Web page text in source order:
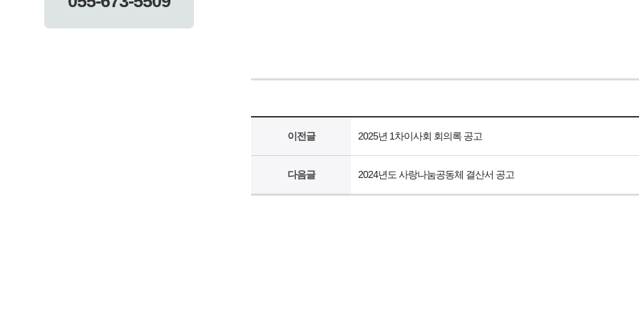
이전글 2025년 1차이사회 회의록 공고
다음글 2024년도 사랑나눔공동체 결산서 공고